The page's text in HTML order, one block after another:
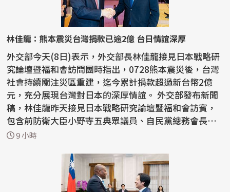
林佳龍：熊本震災台灣捐款已逾2億 台日情誼深厚
外交部今天(8日)表示，外交部長林佳龍接見日本戰略研
究論壇暨福和會訪問團時指出，0728熊本震災後，台灣
社會持續關注災區重建，迄今累計捐款超過新台幣2億
元，充分展現台灣對日本的深厚情誼。 外交部發布新聞
稿，林佳龍昨天接見日本戰略研究論壇暨福和會訪賓，
包含前防衛大臣小野寺五典眾議員、自民黨總務會長有
村...9 小時